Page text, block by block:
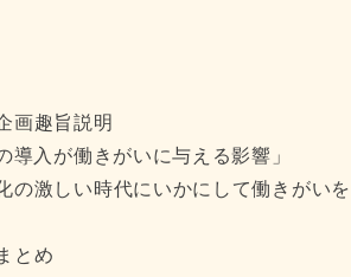
画趣旨説明
入が働きがいに与える影響」
激しい時代にいかにして働きがい
とめ